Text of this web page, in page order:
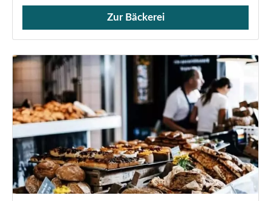
Verkauf von Brötchen,
Zur Bäckerei